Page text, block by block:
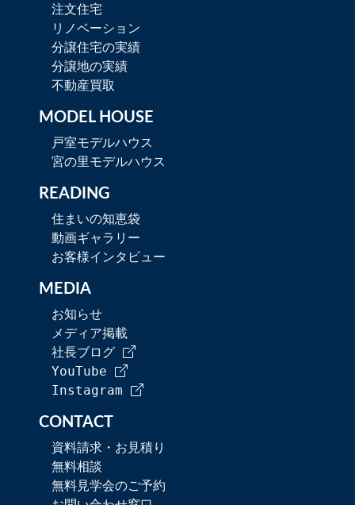
注文住宅
リノベーション
分譲住宅の実績
分譲地の実績
不動産買取
MODEL HOUSE
戸室モデルハウス
宮の里モデルハウス
READING
住まいの知恵袋
動画ギャラリー
お客様インタビュー
MEDIA
お知らせ
メディア掲載
社長ブログ
YouTube
Instagram
CONTACT
資料請求・お見積り
無料相談
無料見学会のご予約